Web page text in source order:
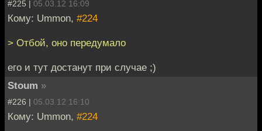
#225 | 05.03.12 16:09
Кому: Ummon, #224
> Отбой, оно передумало
его и тут достанут при случае ;)
Stoum »
#226 | 05.03.12 16:10
Кому: Ummon, #224